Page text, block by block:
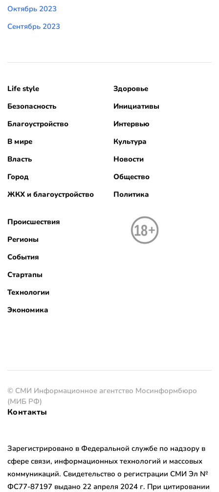
Октябрь 2023
Сентябрь 2023
Life style
Безопасность
Благоустройство
В мире
Власть
Город
ЖКХ и благоустройство
Здоровье
Инициативы
Интервью
Культура
Новости
Общество
Политика
Происшествия
Регионы
События
Стартапы
Технологии
Экономика
© СМИ Информационное агентство Мосинформбюро
(МИБ РФ)
Контакты
Зарегистрировано в Федеральной службе по надзору в
сфере связи, информационных технологий и массовых
коммуникаций. Свидетельство о регистрации СМИ Эл №
ФС77-87197 выдано 22 апреля 2024 г. При цитировании